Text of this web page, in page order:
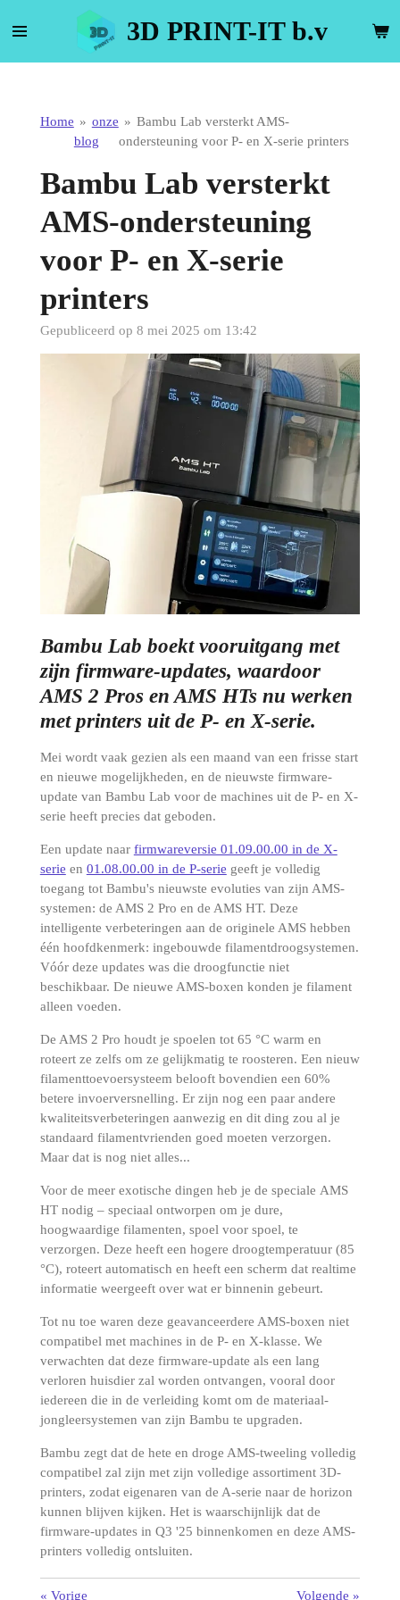
direct
3D PRINT-IT b.v
Home » onze
blog
» Bambu Lab versterkt AMS-
ondersteuning voor P- en X-serie printers
Bambu Lab versterkt
AMS-ondersteuning
voor P- en X-serie
printers
Gepubliceerd op 8 mei 2025 om 13:42
Bambu Lab boekt vooruitgang met
zijn firmware-updates, waardoor
AMS 2 Pros en AMS HTs nu werken
met printers uit de P- en X-serie.
Mei wordt vaak gezien als een maand van een frisse start
en nieuwe mogelijkheden, en de nieuwste firmware-
update van Bambu Lab voor de machines uit de P- en X-
serie heeft precies dat geboden.
Een update naar firmwareversie 01.09.00.00 in de X-
serie en 01.08.00.00 in de P-serie geeft je volledig
toegang tot Bambu's nieuwste evoluties van zijn AMS-
systemen: de AMS 2 Pro en de AMS HT. Deze
intelligente verbeteringen aan de originele AMS hebben
één hoofdkenmerk: ingebouwde filamentdroogsystemen.
Vóór deze updates was die droogfunctie niet
beschikbaar. De nieuwe AMS-boxen konden je filament
alleen voeden.
De AMS 2 Pro houdt je spoelen tot 65 °C warm en
roteert ze zelfs om ze gelijkmatig te roosteren. Een nieuw
filamenttoevoersysteem belooft bovendien een 60%
betere invoerversnelling. Er zijn nog een paar andere
kwaliteitsverbeteringen aanwezig en dit ding zou al je
standaard filamentvrienden goed moeten verzorgen.
Maar dat is nog niet alles...
Voor de meer exotische dingen heb je de speciale AMS
HT nodig – speciaal ontworpen om je dure,
hoogwaardige filamenten, spoel voor spoel, te
verzorgen. Deze heeft een hogere droogtemperatuur (85
°C), roteert automatisch en heeft een scherm dat realtime
informatie weergeeft over wat er binnenin gebeurt.
Tot nu toe waren deze geavanceerdere AMS-boxen niet
compatibel met machines in de P- en X-klasse. We
verwachten dat deze firmware-update als een lang
verloren huisdier zal worden ontvangen, vooral door
iedereen die in de verleiding komt om de materiaal-
jongleersystemen van zijn Bambu te upgraden.
Bambu zegt dat de hete en droge AMS-tweeling volledig
compatibel zal zijn met zijn volledige assortiment 3D-
printers, zodat eigenaren van de A-serie naar de horizon
kunnen blijven kijken. Het is waarschijnlijk dat de
firmware-updates in Q3 '25 binnenkomen en deze AMS-
printers volledig ontsluiten.
« Vorige Volgende »